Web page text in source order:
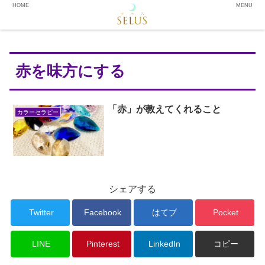
赤を味方にする
カラーセラピー 「赤」が教えてくれること
シェアする
Twitter Facebook はてブ Pocket
LINE Pinterest LinkedIn コピー
HOME MENU